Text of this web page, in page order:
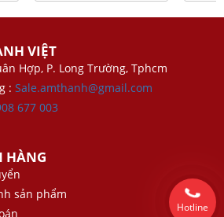
VIỆT
Hợp, P. Long Trường, Tphcm
: Sale.amthanh@gmail.com
677 003
HÀNG
sản phẩm
Hotline